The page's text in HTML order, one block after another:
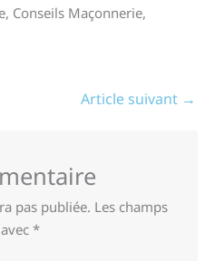
Conseils Maçonnerie,
Article suivant →
pas publiée. Les champs
*